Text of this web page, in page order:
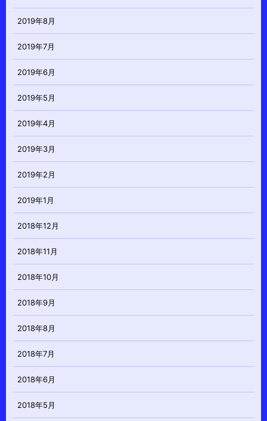
2019年8月
2019年7月
2019年6月
2019年5月
2019年4月
2019年3月
2019年2月
2019年1月
2018年12月
2018年11月
2018年10月
2018年9月
2018年8月
2018年7月
2018年6月
2018年5月